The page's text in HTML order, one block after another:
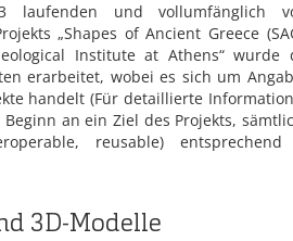
laufenden und vollumfänglich
„Shapes of Ancient Greece
Institute at Athens“ wurde
erarbeitet, wobei es sich um
handelt (Für detaillierte
an ein Ziel des Projekts,
reusable)
3D-Modelle